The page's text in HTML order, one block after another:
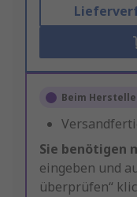
Beim
Sie benötigen
eingeben und
überprüfen“